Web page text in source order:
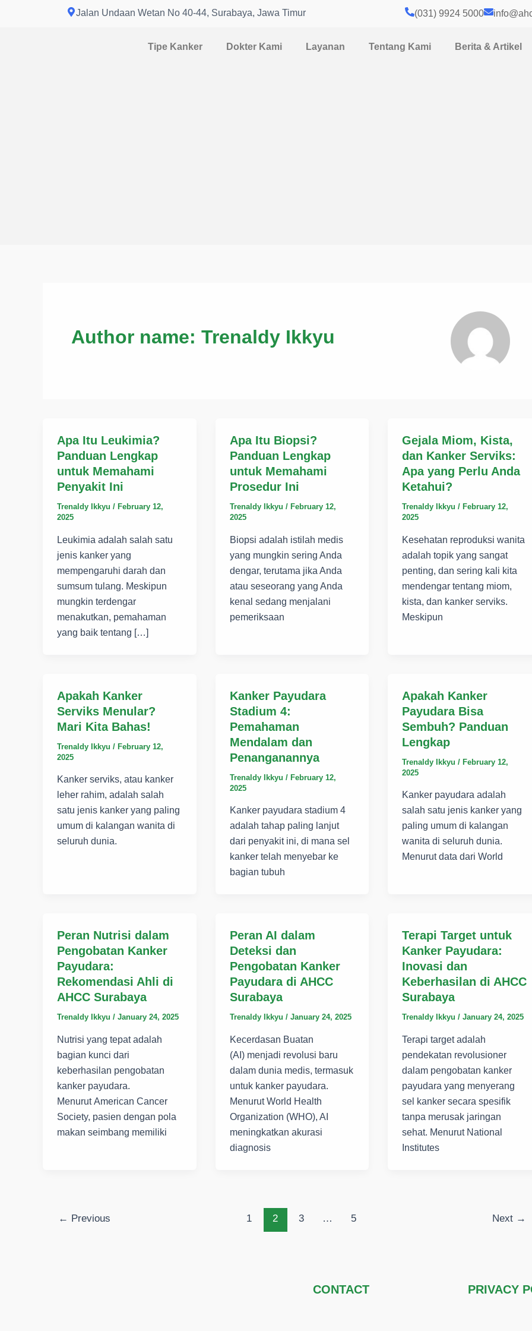
Jalan Undaan Wetan No 40-44, Surabaya, Jawa Timur (031) 9924 5000
Tipe Kanker Dokter Kami Layanan Tentang Kami Berita & Artikel
Author name: Trenaldy Ikkyu
Apa Itu Leukimia?
Panduan Lengkap
untuk Memahami
Penyakit Ini
Trenaldy Ikkyu / February 12,
2025
Leukimia adalah salah satu
jenis kanker yang
mempengaruhi darah dan
sumsum tulang. Meskipun
mungkin terdengar
menakutkan, pemahaman
yang baik tentang […]
Apa Itu Biopsi?
Panduan Lengkap
untuk Memahami
Prosedur Ini
Trenaldy Ikkyu / February 12,
2025
Biopsi adalah istilah medis
yang mungkin sering Anda
dengar, terutama jika Anda
atau seseorang yang Anda
kenal sedang menjalani
pemeriksaan
Gejala Miom, Kista,
dan Kanker Serviks:
Apa yang Perlu Anda
Ketahui?
Trenaldy Ikkyu/ February 12,
2025
Kesehatan reproduksi wanita
adalah topik yang sangat
penting, dan sering kali kita
mendengar tentang miom,
kista, dan kanker serviks.
Meskipun
Apakah Kanker
Serviks Menular?
Mari Kita Bahas!
Trenaldy Ikkyu / February 12,
2025
Kanker serviks, atau kanker
leher rahim, adalah salah
satu jenis kanker yang paling
umum di kalangan wanita di
seluruh dunia.
Kanker Payudara
Stadium 4:
Pemahaman
Mendalam dan
Penanganannya
Trenaldy Ikkyu / February 12,
2025
Kanker payudara stadium 4
adalah tahap paling lanjut
dari penyakit ini, di mana sel
kanker telah menyebar ke
bagian tubuh
Apakah Kanker
Payudara Bisa
Sembuh? Panduan
Lengkap
Trenaldy Ikkyu/February 12,
2025
Kanker payudara adalah
salah satu jenis kanker yang
paling umum di kalangan
wanita di seluruh dunia.
Menurut data dari World
Peran Nutrisi dalam
Pengobatan Kanker
Payudara:
Rekomendasi Ahli di
AHCC Surabaya
Trenaldy Ikkyu / January 24, 2025
Nutrisi yang tepat adalah
bagian kunci dari
keberhasilan pengobatan
kanker payudara.
Menurut American Cancer
Society, pasien dengan pola
makan seimbang memiliki
Peran AI dalam
Deteksi dan
Pengobatan Kanker
Payudara di AHCC
Surabaya
Trenaldy Ikkyu / January 24, 2025
Kecerdasan Buatan
(AI) menjadi revolusi baru
dalam dunia medis, termasuk
untuk kanker payudara.
Menurut World Health
Organization (WHO), AI
meningkatkan akurasi
diagnosis
Terapi Target untuk
Kanker Payudara:
Inovasi dan
Keberhasilan di AHCC
Surabaya
Trenaldy Ikkyu/January 24, 2025
Terapi target adalah
pendekatan revolusioner
dalam pengobatan kanker
payudara yang menyerang
sel kanker secara spesifik
tanpa merusak jaringan
sehat. Menurut National
Institutes
← Previous 1 2 3 … 5 Next →
CONTACT PRIVACY